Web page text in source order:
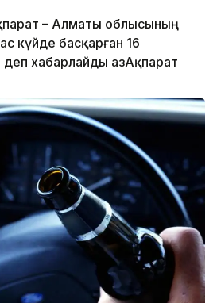
– Алматы облысының
күйде басқарған 16
деп хабарлайды ҚазАқпарат